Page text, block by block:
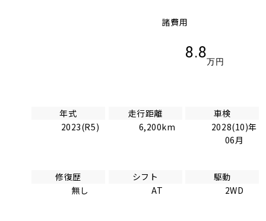
諸費用
8.8
万円
年式
2023(R5)
走行距離
6,200km
車検
2028(10)年
06月
修復歴
無し
シフト
AT
駆動
2WD